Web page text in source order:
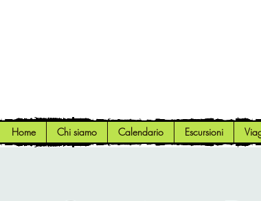
Home Chi siamo Calendario Escursioni